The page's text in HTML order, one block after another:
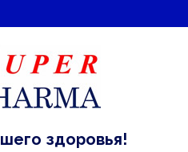
здоровья!